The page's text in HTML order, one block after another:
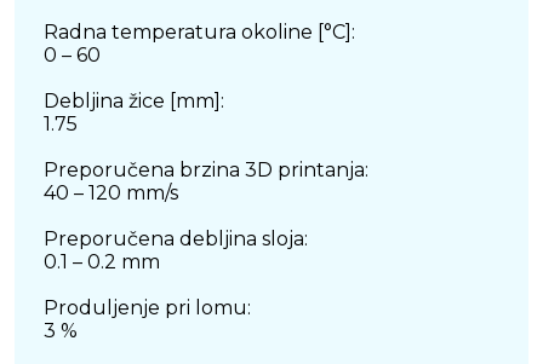
Radna temperatura okoline [°C]:
0 – 60
Debljina žice [mm]:
1.75
Preporučena brzina 3D printanja:
40 – 120 mm/s
Preporučena debljina sloja:
0.1 – 0.2 mm
Produljenje pri lomu:
3 %